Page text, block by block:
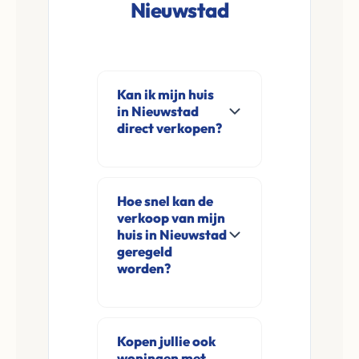
Nieuwstad
Kan ik mijn huis
in Nieuwstad
direct verkopen?
direct aan in
Nieuwstad en
omgeving. U
verkoopt
financieringsvoorbehoud
Hoe snel kan de
verkoop van mijn
huis in Nieuwstad
geregeld
worden?
aanvraag en
Kopen jullie ook